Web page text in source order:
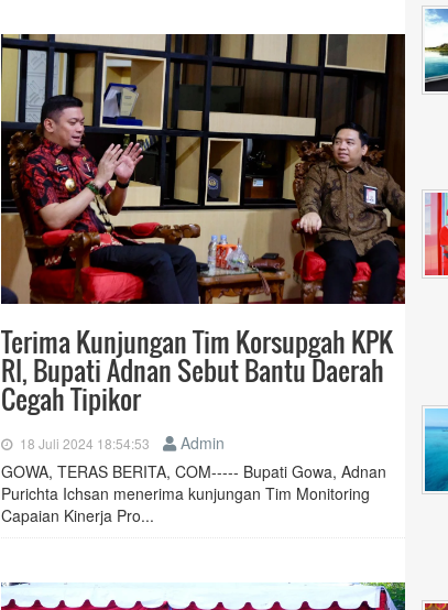
Terima Kunjungan Tim Korsupgah KPK
RI, Bupati Adnan Sebut Bantu Daerah
Cegah Tipikor
18 Juli 2024 18:54:53
Admin
GOWA, TERAS BERITA, COM----- Bupati Gowa, Adnan
Purichta Ichsan menerima kunjungan Tim Monitoring
Capaian Kinerja Pro...